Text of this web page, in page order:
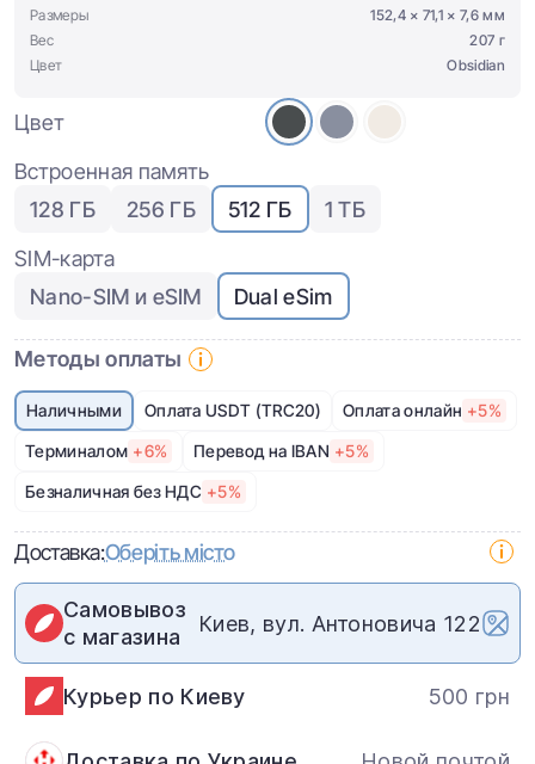
Размеры
152,4 × 71,1 × 7,6 мм
Вес
207 г
Цвет
Obsidian
Цвет
Встроенная память
128 ГБ
256 ГБ 512 ГБ
1 ТБ
SIM-карта
Nano-SIM и eSIM
Dual eSim
Методы оплаты
Наличными Оплата USDT (TRC20) Оплата онлайн +5%
Терминалом +6% Перевод на IBAN +5%
Безналичная без НДС +5%
Доставка:Оберіть місто
Самовывоз
с магазина
Киев, вул. Антоновича 122
Курьер по Киеву 500 грн